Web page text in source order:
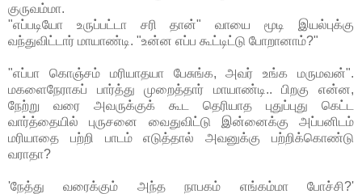
குருவம்மா.
"எப்படியோ உருப்பட்டா சரி தான்" வாயை மூடி இயல்புக்கு
வந்துவிட்டார் மாயாண்டி. "உன்ன எப்ப கூட்டிட்டு போறானாம்?"
"எப்பா கொஞ்சம் மரியாதயா பேசுங்க, அவர் உங்க மருமவன்".
மகளைநேராகப் பார்த்து முறைத்தார் மாயாண்டி.. பிறகு என்ன,
நேற்று வரை அவருக்குக் கூட தெரியாத புதுப்புது கெட்ட
வார்த்தையில் புருசனை வைதுவிட்டு இன்னைக்கு அப்பனிடம்
மரியாதை பற்றி பாடம் எடுத்தால் அவனுக்கு பற்றிக்கொண்டு
வராதா?
'நேத்து வரைக்கும் அந்த நாபகம் எங்கம்மா போச்சி?'